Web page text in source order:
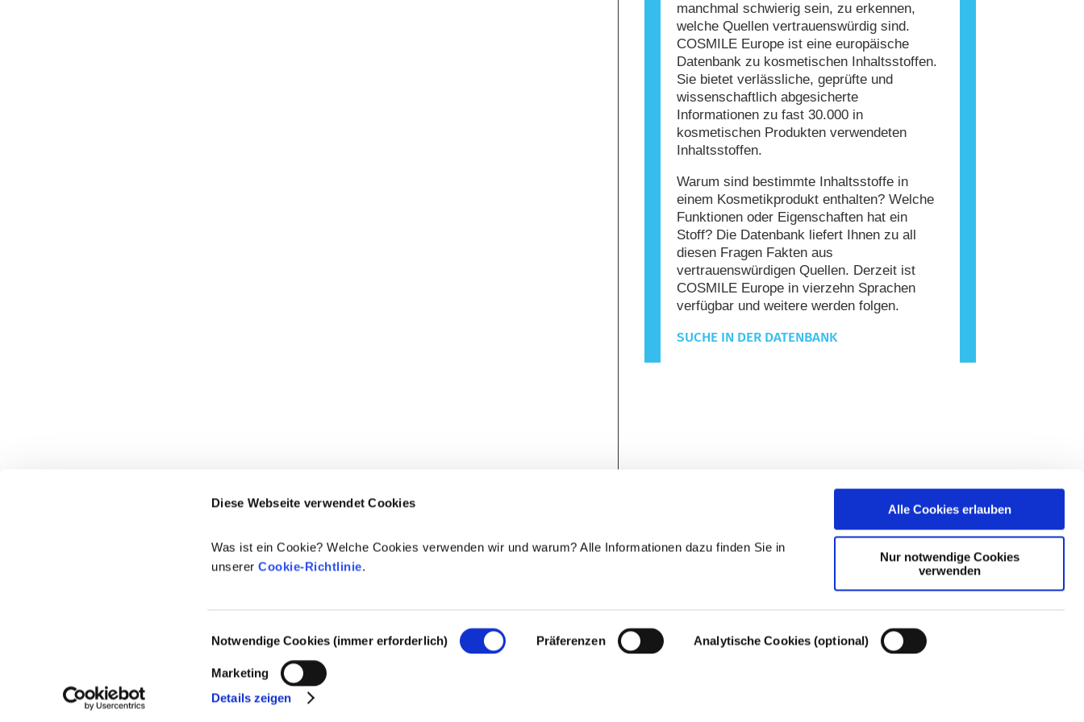
Diese Webseite verwendet Cookies
Was ist ein Cookie? Welche Cookies verwenden wir und warum? Alle Informationen dazu finden Sie in
unsererCookie-Richtlinie.
Notwendige Cookies (immer erforderlich) Präferenzen Analytische Cookies (optional)
Marketing
Details zeigen
Alle Cookies erlauben
Nur notwendige Cookies
verwenden
manchmal schwierig sein, zu erkennen,
welche Quellen vertrauenswürdig sind.
COSMILE Europe ist eine europäische
Datenbank zu kosmetischen Inhaltsstoffen.
Sie bietet verlässliche, geprüfte und
wissenschaftlich abgesicherte
Informationen zu fast 30.000 in
kosmetischen Produkten verwendeten
Inhaltsstoffen.
Warum sind bestimmte Inhaltsstoffe in
einem Kosmetikprodukt enthalten? Welche
Funktionen oder Eigenschaften hat ein
Stoff? Die Datenbank liefert Ihnen zu all
diesen Fragen Fakten aus
vertrauenswürdigen Quellen. Derzeit ist
COSMILE Europe in vierzehn Sprachen
verfügbar und weitere werden folgen.
SUCHE IN DER DATENBANK
© 2021-2026 - Cosmetics Europe Rechtlicher Hinweis Cookie-Einstellungen – Cookie-Richtlinie